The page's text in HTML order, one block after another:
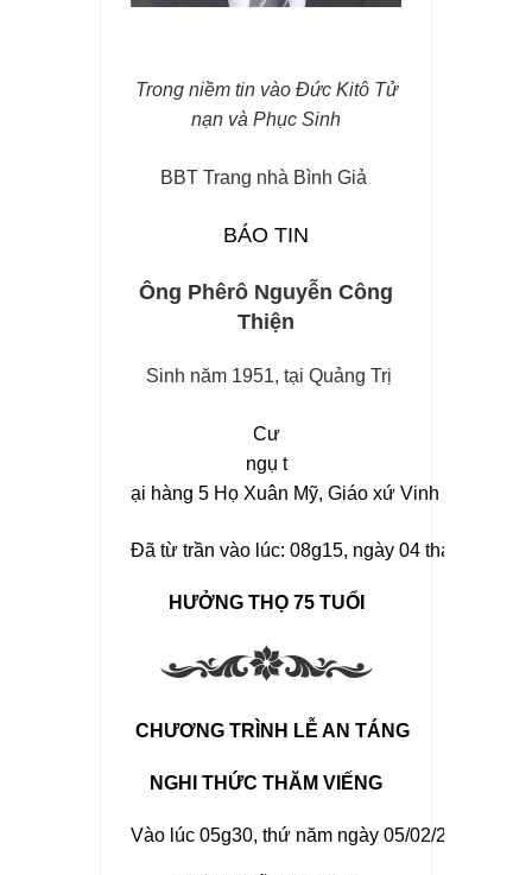
Trong niềm tin vào Đức Kitô Tử
nạn và Phục Sinh
BBT Trang nhà Bình Giả
BÁO TIN
Ông Phêrô Nguyễn Công
Thiện
Sinh năm 1951, tại Quảng Trị
Cư
ngụ t
ại hàng 5 Họ Xuân Mỹ, Giáo xứ Vinh Trung
Đã từ trần vào lúc: 08g15, ngày 04 tháng 02
HƯỞNG THỌ 75 TUỔI
CHƯƠNG TRÌNH LỄ AN TÁNG
NGHI THỨC THĂM VIẾNG
Vào lúc 05g30, thứ năm ngày 05/02/2026